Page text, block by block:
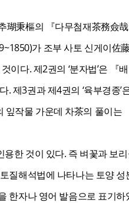
秉樞의 『다무첨재茶務僉
가 조부 사토 신게이
다. 제2권의 ‘분자법’은 『
제3권과 제4권의 ‘육부경종’
작물 가운데 차茶의 풀이는
한 것이 있다. 즉 벼꽃과 보
해석법에 나타나는 토양 성
한자나 영어 발음으로 표기